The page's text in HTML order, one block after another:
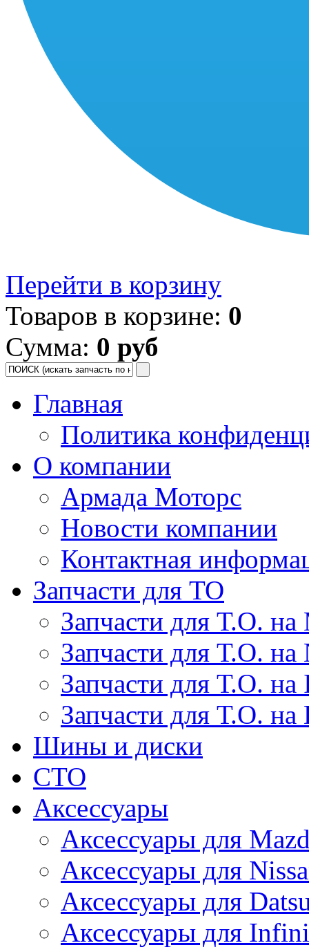
Перейти в корзину
Товаров в корзине: 0
Сумма: 0 руб
Главная
Политика
О компании
Армада Моторс
Новости компании
Контактная
Запчасти для ТО
Запчасти для Т.О. на
Запчасти для Т.О. на
Запчасти для Т.О.
Запчасти для Т.О. на
Шины и диски
СТО
Аксессуары
Аксессуары для
Аксессуары для
Аксессуары для
Аксессуары для